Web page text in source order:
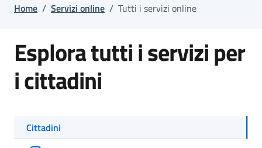
Home / Servizi online / Tutti i servizi online
Esplora tutti i servizi per
i cittadini
Cittadini